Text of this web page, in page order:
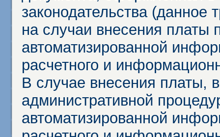
законодательства (данное
на случаи внесения платы
автоматизированной
расчетного и
В случае внесения платы,
административной
автоматизированной